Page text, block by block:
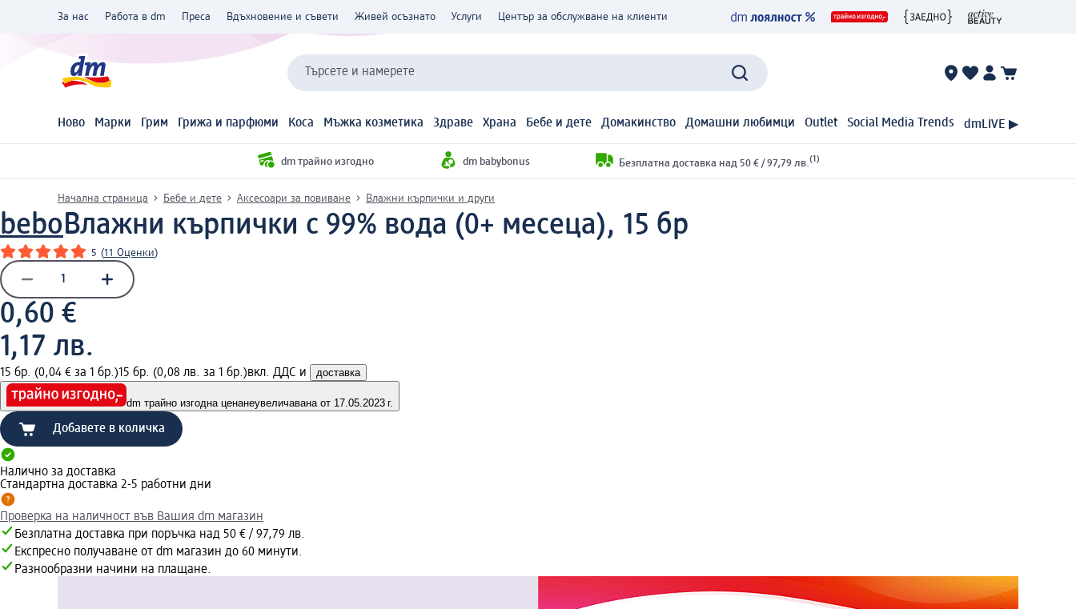
За нас Работа в dm Преса Вдъхновение и съвети Живей осъзнато Услуги Център за обслужване на клиенти
Търсете и намерете
Ново Марки Грим Грижа и парфюми Коса Мъжка козметика Здраве Храна Бебе и дете Домакинство Домашни любимци Outlet Social Media Trends dmLIVE ▶
dm трайно изгодно dm babybonus Безплатна доставка над 50 € / 97,79 лв. (1)
Начална страница Бебе и дете Аксесоари за повиване Влажни кърпички и други
beboВлажни кърпички с 99% вода (0+ месеца), 15 бр
5 (11 Оценки)
0,60 €
1,17 лв.
15 бр. (0,04 € за 1 бр.)15 бр. (0,08 лв. за 1 бр.)вкл. ДДС и доставка
dm трайно изгодна ценанеувеличавана от 17.05.2023 г.
Добавете в количка
Налично за доставка
Стандартна доставка 2-5 работни дни
Проверка на наличност във Вашия dm магазин
Безплатна доставка при поръчка над 50 € / 97,79 лв.
Експресно получаване от dm магазин до 60 минути.
Разнообразни начини на плащане.